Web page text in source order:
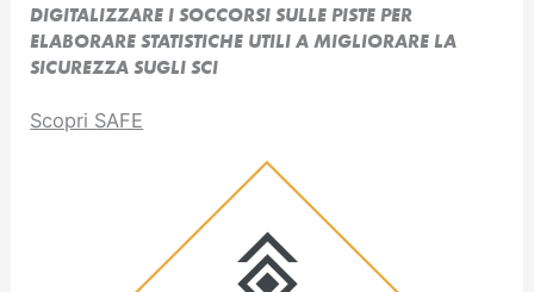
DIGITALIZZARE I SOCCORSI SULLE PISTE PER
ELABORARE STATISTICHE UTILI A MIGLIORARE LA
SICUREZZA SUGLI SCI
Scopri SAFE